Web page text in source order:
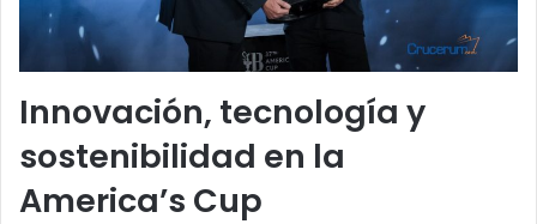
Innovación, tecnología y
sostenibilidad en la
America’s Cup